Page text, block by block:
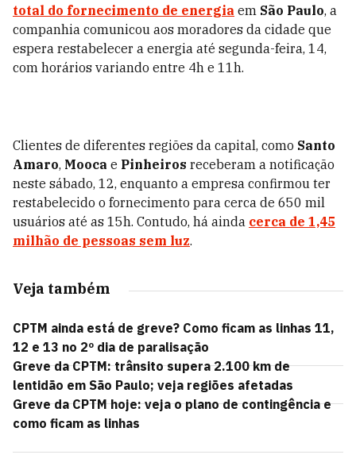
total do fornecimento de energia em São Paulo, a
companhia comunicou aos moradores da cidade que
espera restabelecer a energia até segunda-feira, 14,
com horários variando entre 4h e 11h.
Clientes de diferentes regiões da capital, como Santo
Amaro, Mooca e Pinheiros receberam a notificação
neste sábado, 12, enquanto a empresa confirmou ter
restabelecido o fornecimento para cerca de 650 mil
usuários até as 15h. Contudo, há ainda cerca de 1,45
milhão de pessoas sem luz.
Veja também
CPTM ainda está de greve? Como ficam as linhas 11,
12 e 13 no 2º dia de paralisação
Greve da CPTM: trânsito supera 2.100 km de
lentidão em São Paulo; veja regiões afetadas
Greve da CPTM hoje: veja o plano de contingência e
como ficam as linhas